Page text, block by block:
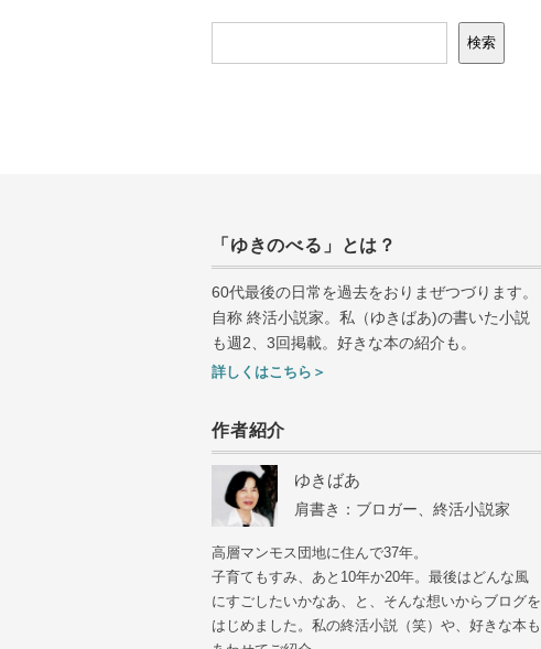
検索
「ゆきのべる」とは？
60代最後の日常を過去をおりまぜつづります。
自称 終活小説家。私（ゆきばあ)の書いた小説
も週 2 3回掲載。好きな本の紹介も。
詳しくはこちら＞
作者紹介
ゆきばあ
肩書き：ブロガー、終活小説家
高層マンモス団地に住んで37年。
子育てもすみ、あと10年か20年。最後はどんな風
にすごしたいかなあ、と、そんな想いからブログを
はじめました。私の終活小説（笑）や、好きな本も